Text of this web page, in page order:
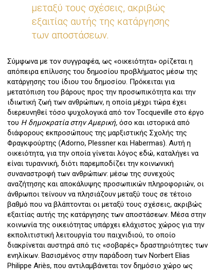
μεταξύ τους σχέσεις, ακριβώς
εξαιτίας αυτής της κατάργησης
των αποστάσεων.
Σύμφωνα με τον συγγραφέα, ως «οικειότητα» ορίζεται η
απόπειρα επίλυσης του δημοσίου προβλήματος μέσω της
κατάργησης του ίδιου του δημοσίου. Πρόκειται για
μετατόπιση του βάρους προς την προσωπικότητα και την
ιδιωτική ζωή των ανθρώπων, η οποία μέχρι τώρα έχει
διερευνηθεί τόσο ψυχολογικά από τον Tocqueville στο έργο
του Η δημοκρατία στην Αμερική, όσο και ιστορικά από
διάφορους εκπροσώπους της μαρξιστικής Σχολής της
Φραγκφούρτης (Adorno, Plessner και Habermas). Αυτή η
οικειότητα, για την οποία γίνεται λόγος εδώ, καταλήγει να
είναι τυραννική, διότι παρεμποδίζει την κοινωνική
συναναστροφή των ανθρώπων: μέσω της συνεχούς
αναζήτησης και αποκάλυψης προσωπικών πληροφοριών, οι
άνθρωποι τείνουν να πλησιάζουν μεταξύ τους σε τέτοιο
βαθμό που να βλάπτονται οι μεταξύ τους σχέσεις, ακριβώς
εξαιτίας αυτής της κατάργησης των αποστάσεων. Μέσα στην
κοινωνία της οικειότητας υπάρχει ελάχιστος χώρος για την
εκπολιτιστική λειτουργία του παιχνιδιού, το οποίο
διακρίνεται αυστηρά από τις «σοβαρές» δραστηριότητες των
ενηλίκων. Βασισμένος στην παράδοση των Norbert Elias
Philippe Ariès, που αντιλαμβάνεται τον δημόσιο χώρο ως